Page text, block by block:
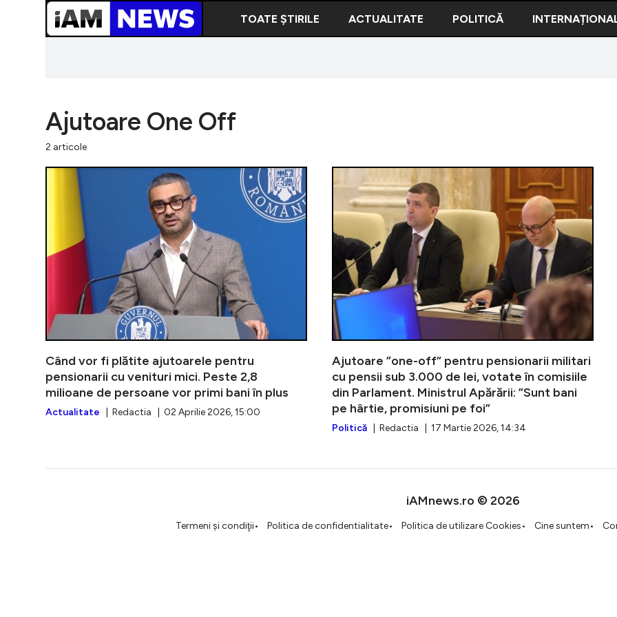
TOATE ȘTIRILE ACTUALITATE POLITICĂ
Ajutoare One Off
2 articole
Când vor fi plătite ajutoarele pentru
pensionarii cu venituri mici. Peste 2,8
milioane de persoane vor primi bani în plus
Actualitate | Redactia | 02 Aprilie 2026, 15:00
Ajutoare ”one-off” pentru pensionarii militari
cu pensii sub 3.000 de lei, votate în comisiile
din Parlament. Ministrul Apărării: ”Sunt bani
pe hârtie, promisiuni pe foi”
Politică | Redactia | 17 Martie 2026, 14:34
iAMnews.ro © 2026
Termeni şi condiţii Politica de confidentialitate Politica de utilizare Cookies Cine suntem